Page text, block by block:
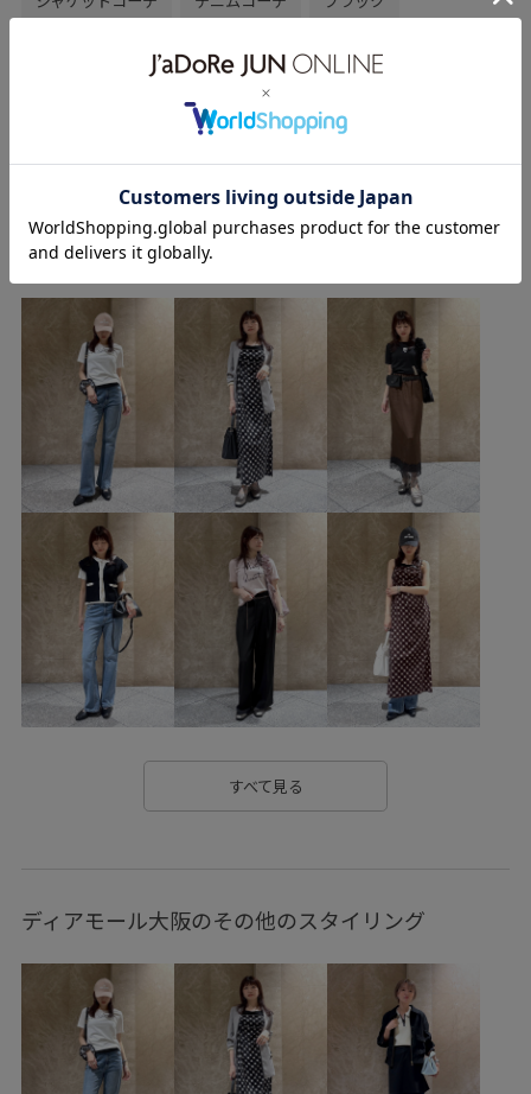
スクエア スクエアバッグ
ポインテッドトゥ
結婚式コーデ 卒業式コーデ 卒園式コーデ
お出かけコーデ 女子会コーデ 大人カジュアル
レイヤード パンツスタイル 体型カバー VIS
ナチュラル 敏感
タンクトップ ジャケット/アウター デニムジャケット
オールインワン/サロペット サロペット/オーバーオール
バッグ ショルダーバッグ パンプス
アクセサリー BVE84130
BVF34020 BVX44070 BVZ54010
CIMARRON mustbuy_shoes_womens visdress
visgoods vis_bagpick vis_cimarron24ss
vis_cityrelax vis_denim0614 vis_neooffice0510
vis_追加
vis別注 カップ付き シマロン
低身長向けサイズあり 別注 春夏 春雑貨
美easyスタイル
tanakaのその他のスタイリング
すべて見る
ディアモール大阪のその他のスタイリング